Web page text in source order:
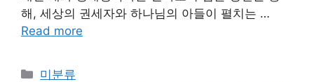
해, 세상의 권세자와 하나님의 아들이 펼치는 …
Read more
Categories
미분류